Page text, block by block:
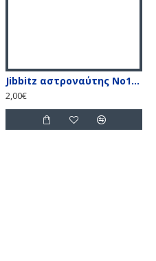
Jibbitz αστροναύτης Νο151
2,00€